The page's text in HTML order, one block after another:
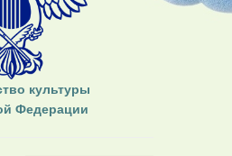
культуры
Федерации